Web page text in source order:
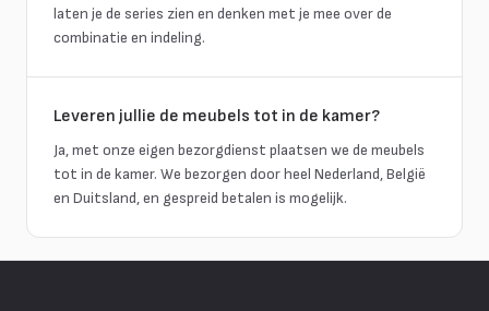
laten je de series zien en denken met je mee over de
combinatie en indeling.
Leveren jullie de meubels tot in de kamer?
Ja, met onze eigen bezorgdienst plaatsen we de meubels
tot in de kamer. We bezorgen door heel Nederland, België
en Duitsland, en gespreid betalen is mogelijk.